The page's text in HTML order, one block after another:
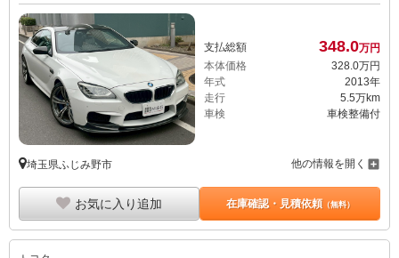
支払総額 348.0万円
本体価格
328. 0万円
年式
2013年
走行
5.5万km
車検
車検整備付
埼玉県ふじみ野市 他の情報を開く
お気に入り追加 在庫確認・見積依頼（無料）